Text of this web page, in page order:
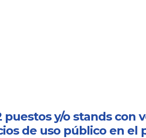
puestos y/o stands con
de uso público en el